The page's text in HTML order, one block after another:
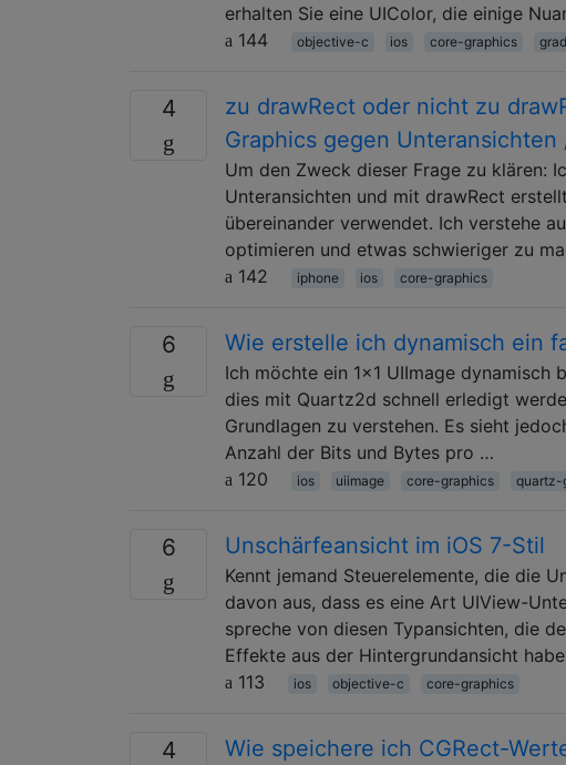
erhalten Sie eine UIColor, die einige
144
objective-c ios core-graphics
4
zu drawRect oder nicht zu
Graphics gegen
Um den Zweck dieser Frage zu klären:
Unteransichten und mit drawRect
übereinander verwendet. Ich verstehe
optimieren und etwas schwieriger zu
142
iphone ios core-graphics
6 Wie erstelle ich dynamisch ein
Ich möchte ein 1x1 UIImage dynamisch
dies mit Quartz2d schnell erledigt
Grundlagen zu verstehen. Es sieht
Anzahl der Bits und Bytes pro …
120
ios uiimage core-graphics quartz-
6 Unschärfeansicht im iOS 7-Stil
Kennt jemand Steuerelemente, die die
davon aus, dass es eine Art UIView-
spreche von diesen Typansichten, die
Effekte aus der Hintergrundansicht
113
ios objective-c core-graphics
4 Wie speichere ich CGRect-